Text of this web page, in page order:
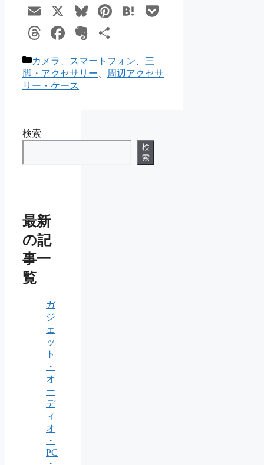
Email
X Bluesky
Pinterest
Hatena
Threads
Facebook
Evernote
有
カ
テ
ゴ
カメラ 、 スマートフォン、 三
脚・アクセサリー、 周辺アクセサ
リー・ケース
検索
検
索
最新
の記
事一
覧
ガ
ジ
ェ
ッ
ト
・
オ
ー
デ
ィ
オ
・
PC